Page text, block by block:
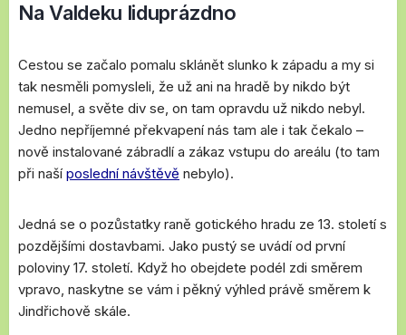
Na Valdeku liduprázdno
Cestou se začalo pomalu sklánět slunko k západu a my si
tak nesměli pomysleli, že už ani na hradě by nikdo být
nemusel, a světe div se, on tam opravdu už nikdo nebyl.
Jedno nepříjemné překvapení nás tam ale i tak čekalo –
nově instalované zábradlí a zákaz vstupu do areálu (to tam
při naší poslední návštěvě nebylo).
Jedná se o pozůstatky raně gotického hradu ze 13. století s
pozdějšími dostavbami. Jako pustý se uvádí od první
poloviny 17. století. Když ho obejdete podél zdi směrem
vpravo, naskytne se vám i pěkný výhled právě směrem k
Jindřichově skále.